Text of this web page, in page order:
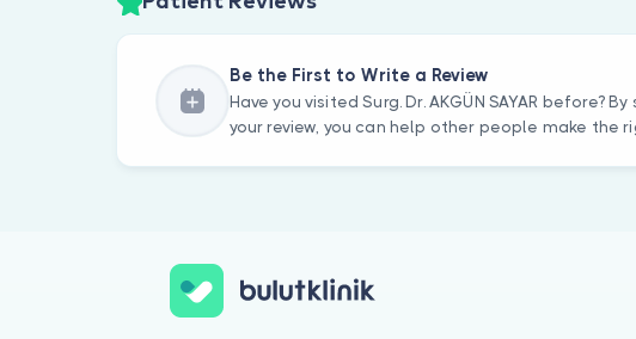
Be the First to Write a Review
Have you visited Surg. Dr. AKGÜN SAYAR before? By
your review, you can help other people make the